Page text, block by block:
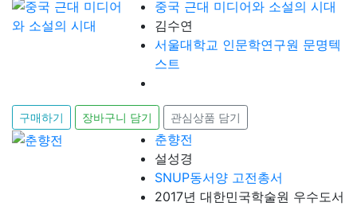
중국 근대 미디어와 소설의 시대
김수연
서울대학교 인문학연구원 문명텍
스트
구매하기 장바구니 담기 관심상품 담기
춘향전
설성경
SNUP동서양 고전총서
2017년 대한민국학술원 우수도서